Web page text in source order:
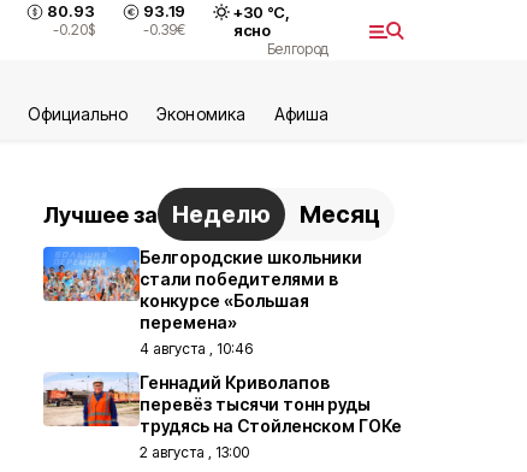
80.93
-0.20$
93.19
-0.39€
+30 °С,
ясно
Белгород
Официально Экономика Aфиша
Лучшее за Неделю Месяц
Белгородские школьники
стали победителями в
конкурсе «Большая
перемена»
4 августа , 10:46
Геннадий Криволапов
перевёз тысячи тонн руды
трудясь на Стойленском ГОКе
2 августа , 13:00